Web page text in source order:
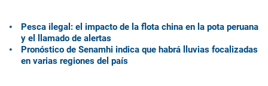
Pesca ilegal: el impacto de la flota china en la pota peruana
y el llamado de alertas
Pronóstico de Senamhi indica que habrá lluvias focalizadas
en varias regiones del país